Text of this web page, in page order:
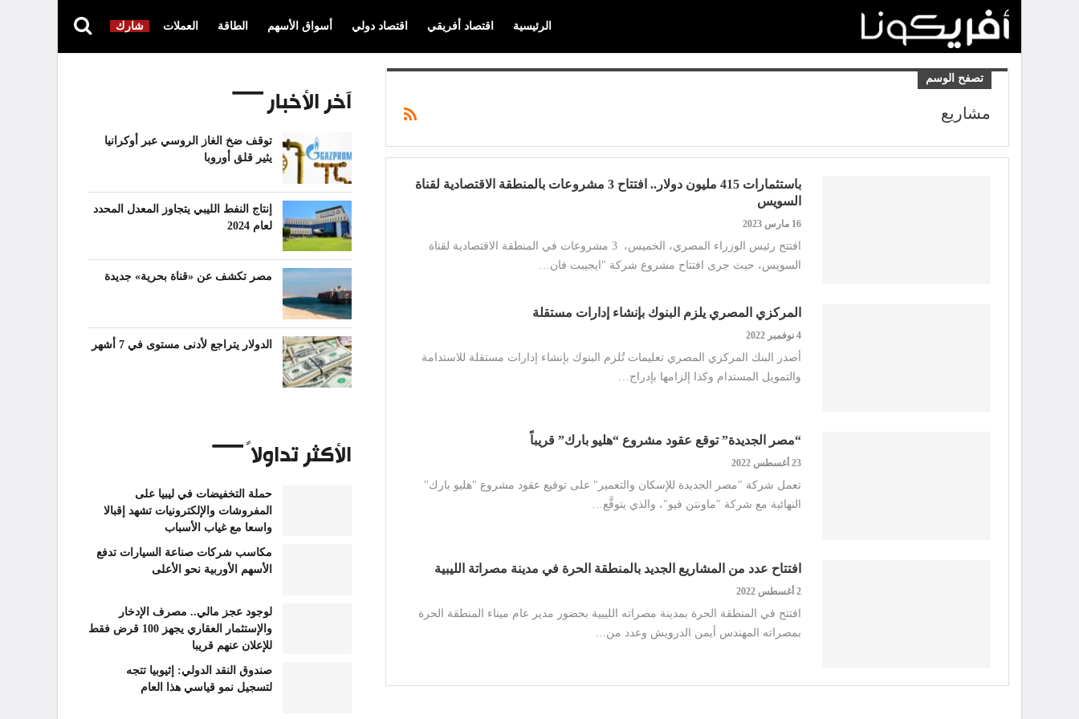
الرئيسية اقتصاد أفريقي اقتصاد دولي أسواق الأسهم الطاقة العملات شارك
تصفح الوسم
مشاريع
باستثمارات 415 مليون دولار.. افتتاح 3 مشروعات بالمنطقة الاقتصادية لقناة
السويس
16 مارس 2023
افتتح رئيس الوزراء المصري، الخميس، 3 مشروعات في المنطقة الاقتصادية لقناة
السويس، حيث جرى افتتاح مشروع شركة "ايجيبت فان…
المركزي المصري يلزم البنوك بإنشاء إدارات مستقلة
4 نوفمبر 2022
أصدر البنك المركزي المصري تعليمات تُلزم البنوك بإنشاء إدارات مستقلة للاستدامة
والتمويل المستدام وكذا إلزامها بإدراج…
“مصر الجديدة” توقع عقود مشروع “هليو بارك” قريباً
23 أغسطس 2022
تعمل شركة "مصر الجديدة للإسكان والتعمير" على توقيع عقود مشروع "هليو بارك"
النهائية مع شركة "ماونتن فيو"، والذي يتوقَّع…
افتتاح عدد من المشاريع الجديد بالمنطقة الحرة في مدينة مصراتة الليبية
2 أغسطس 2022
افتتح في المنطقة الحرة بمدينة مصراته الليبية بحضور مدير عام ميناء المنطقة الحرة
بمصراته المهندس أيمن الدرويش وعدد من…
آخر الأخبار
توقف ضخ الغاز الروسي عبر أوكرانيا
يثير قلق أوروبا
إنتاج النفط الليبي يتجاوز المعدل المحدد
لعام 2024
مصر تكشف عن «قناة بحرية» جديدة
الدولار يتراجع لأدنى مستوى في 7 أشهر
الأكثر تداولاً
حملة التخفيضات في ليبيا على
المفروشات والإلكترونيات تشهد إقبالا
واسعا مع غياب الأسباب
مكاسب شركات صناعة السيارات تدفع
الأسهم الأوربية نحو الأعلى
لوجود عجز مالي.. مصرف الإدخار
والإستثمار العقاري يجهز 100 قرض فقط
للإعلان عنهم قريبا
صندوق النقد الدولي: إثيوبيا تتجه
لتسجيل نمو قياسي هذا العام